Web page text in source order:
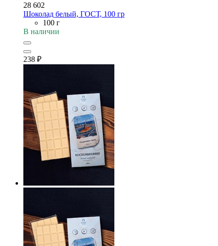
28 602
Шоколад белый, ГОСТ, 100 гр
100 г
В наличии
238 ₽